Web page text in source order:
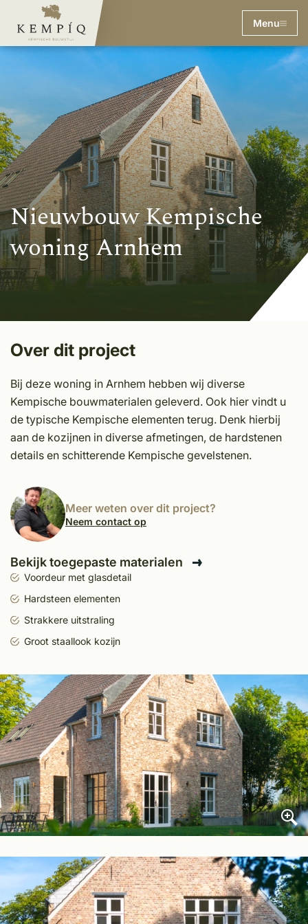
Menu
Nieuwbouw Kempische
woning Arnhem
Over dit project
Bij deze woning in Arnhem hebben wij diverse
Kempische bouwmaterialen geleverd. Ook hier vindt u
de typische Kempische elementen terug. Denk hierbij
aan de kozijnen in diverse afmetingen, de hardstenen
details en schitterende Kempische gevelstenen.
Meer weten over dit project?
Neem contact op
Bekijk toegepaste materialen
Voordeur met glasdetail
Hardsteen elementen
Strakkere uitstraling
Groot staallook kozijn